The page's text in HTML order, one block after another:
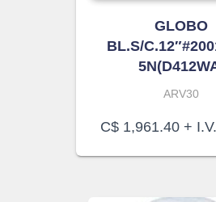
GLOBO
BL.S/
ARV30
C$ 1,961.40 +